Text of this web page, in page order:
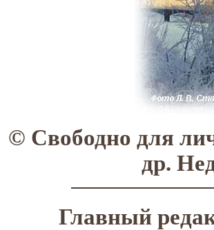
© Свободно для
др.
Главный